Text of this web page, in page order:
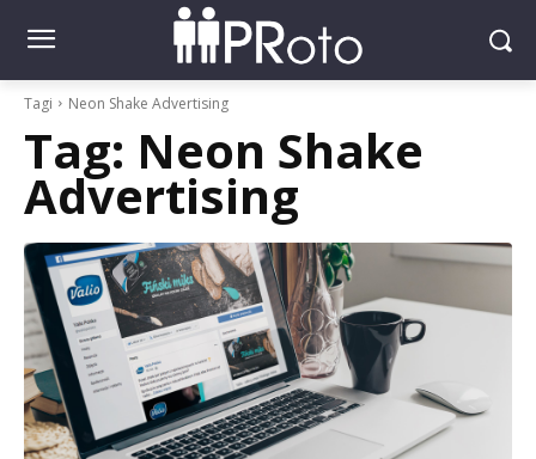
Tagi Neon Shake Advertising
Tag: Neon Shake
Advertising